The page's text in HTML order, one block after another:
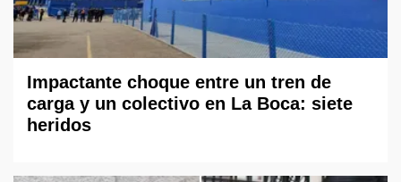
Impactante choque entre un tren de
carga y un colectivo en La Boca: siete
heridos